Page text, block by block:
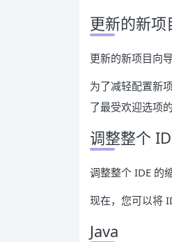
更新的新项
更新的新项目向
为了减轻配置新
了最受欢迎选项
调整整个
调整整个 IDE 的
现在，您可以将
Java